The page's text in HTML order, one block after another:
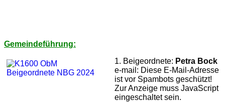
Gemeindeführung:
1. Beigeordnete: Petra Bock
e-mail: Diese E-Mail-Adresse
ist vor Spambots geschützt!
Zur Anzeige muss JavaScript
eingeschaltet sein.